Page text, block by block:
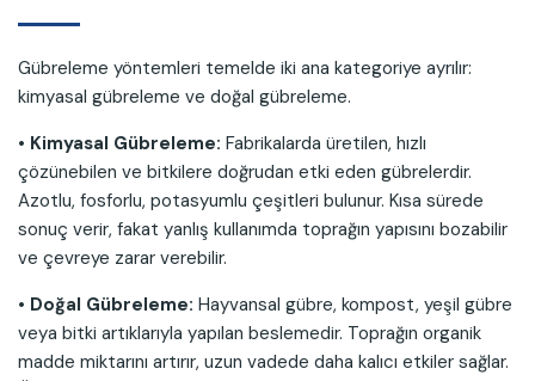
Gübreleme yöntemleri temelde iki ana kategoriye ayrılır:
kimyasal gübreleme ve doğal gübreleme.
• Kimyasal Gübreleme: Fabrikalarda üretilen, hızlı
çözünebilen ve bitkilere doğrudan etki eden gübrelerdir.
Azotlu, fosforlu, potasyumlu çeşitleri bulunur. Kısa sürede
sonuç verir, fakat yanlış kullanımda toprağın yapısını bozabilir
ve çevreye zarar verebilir.
• Doğal Gübreleme: Hayvansal gübre, kompost, yeşil gübre
veya bitki artıklarıyla yapılan beslemedir. Toprağın organik
madde miktarını artırır, uzun vadede daha kalıcı etkiler sağlar.